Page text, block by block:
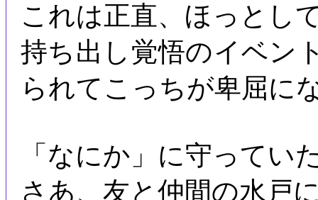
これは正直、ほっとし
持ち出し覚悟のイベン
られてこっちが卑屈に
「なにか」に守ってい
さあ、友と仲間の水戸